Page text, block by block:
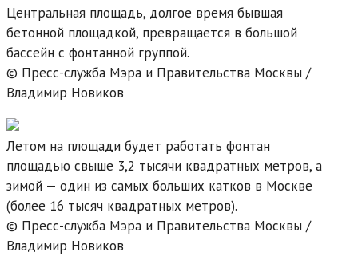
Центральная площадь, долгое время бывшая
бетонной площадкой, превращается в большой
бассейн с фонтанной группой.
© Пресс-служба Мэра и Правительства Москвы /
Владимир Новиков
Летом на площади будет работать фонтан
площадью свыше 3,2 тысячи квадратных метров, а
зимой — один из самых больших катков в Москве
(более 16 тысяч квадратных метров).
© Пресс-служба Мэра и Правительства Москвы /
Владимир Новиков